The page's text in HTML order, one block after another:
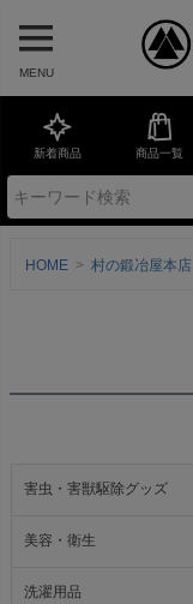
MENU
新着商品 商品一覧
HOME 村の鍛冶屋本店
害虫・害獣駆除グッズ
美容・衛生
洗濯用品